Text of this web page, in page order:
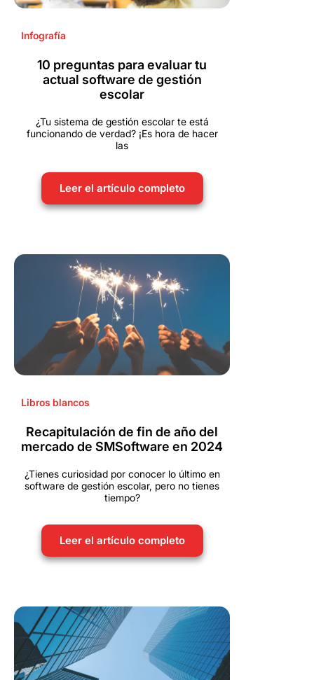
Infografía
10 preguntas para evaluar tu
actual software de gestión
escolar
¿Tu sistema de gestión escolar te está
funcionando de verdad? ¡Es hora de hacer
las
Leer el artículo completo
Libros blancos
Recapitulación de fin de año del
mercado de SMSoftware en 2024
¿Tienes curiosidad por conocer lo último en
software de gestión escolar, pero no tienes
tiempo?
Leer el artículo completo